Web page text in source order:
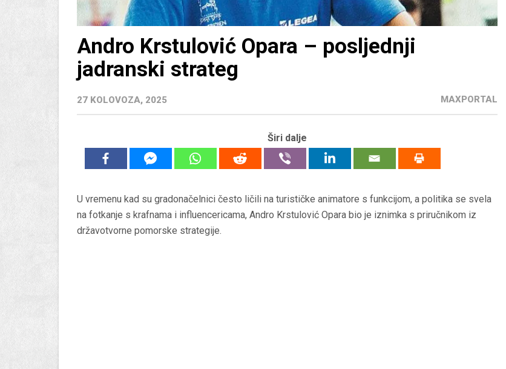
Andro Krstulović Opara – posljednji
jadranski strateg
27 KOLOVOZA, 2025 MAXPORTAL
Širi dalje
U vremenu kad su gradonačelnici često ličili na turističke animatore s funkcijom, a politika se svela
na fotkanje s krafnama i influencericama, Andro Krstulović Opara bio je iznimka s priručnikom iz
državotvorne pomorske strategije.